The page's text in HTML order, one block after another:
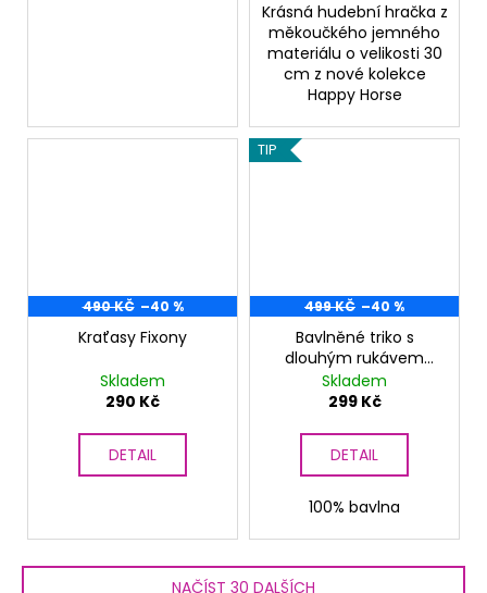
Krásná hudební hračka z
měkoučkého jemného
materiálu o velikosti 30
cm z nové kolekce
Happy Horse
490 KČ –40 %
Kraťasy Fixony
Skladem
290 Kč
DETAIL
TIP
499 KČ –40 %
Bavlněné triko s
dlouhým rukávem
Future - světle modré
Skladem
299 Kč
DETAIL
100% bavlna
NAČÍST 30 DALŠÍCH